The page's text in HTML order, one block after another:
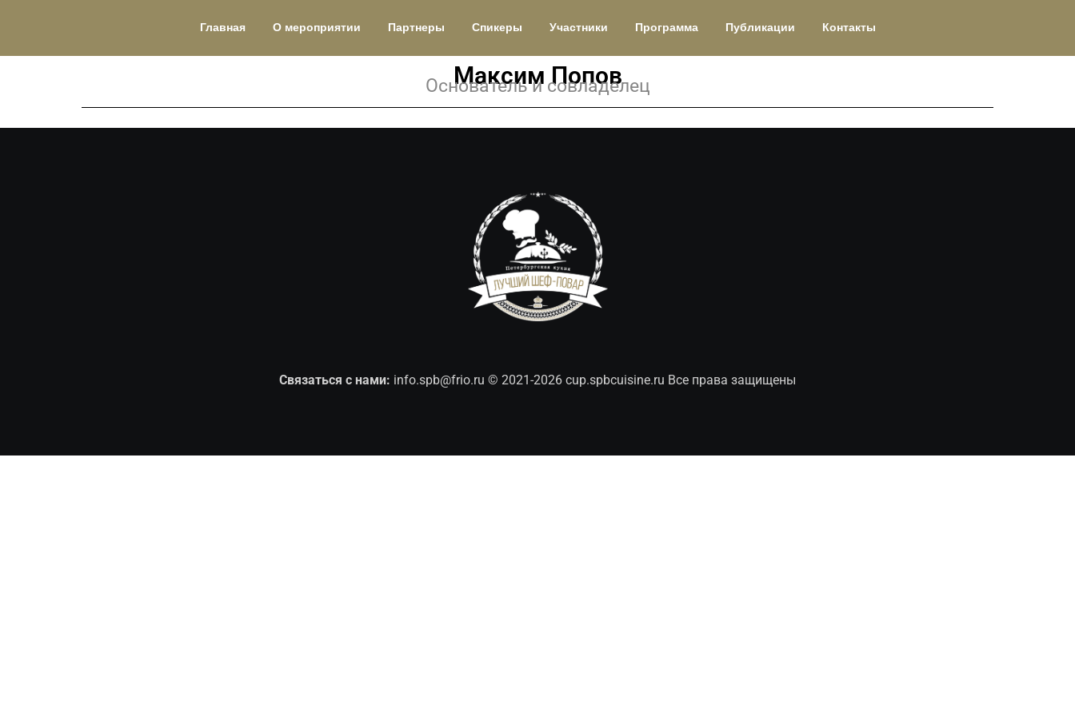
Главная О мероприятии Партнеры Спикеры Участники Программа Публикации Контакты
Максим Попов
Основатель и совладелец
Связаться с нами: info.spb@frio.ru © 2021-2026 cup.spbcuisine.ru Все права защищены